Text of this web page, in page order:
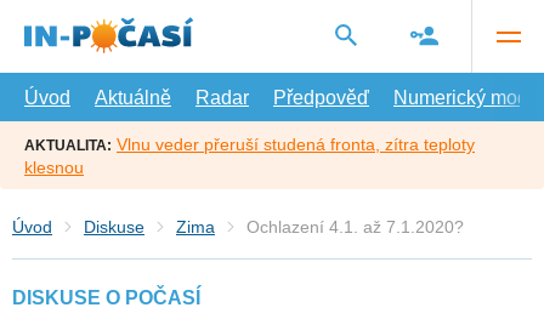
hlavní
Úvod
Aktuálně Radar Předpověď Numerický model
AKTUALITA: Vlnu veder přeruší studená fronta, zítra teploty
klesnou
Úvod Diskuse Zima Ochlazení 4.1. až 7.1.2020?
DISKUSE O POČASÍ